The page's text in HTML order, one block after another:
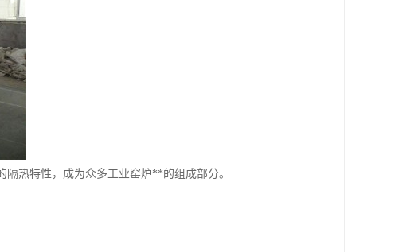
热特性，成为众多工业窑炉**的组成部分。